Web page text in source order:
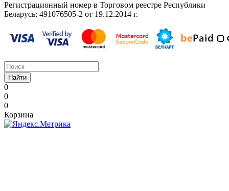
Регистрационный номер в Торговом реестре Республики
Беларусь: ‎491076505-2 от 19.12.2014 г.
Найти
0
0
0
Корзина